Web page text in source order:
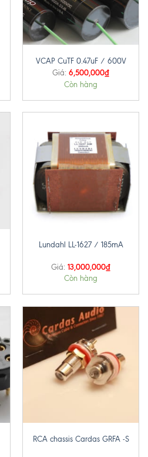
VCAP CuTF 0.47uF / 600V
Giá: 6,500,000₫
Còn hàng
Lundahl LL-1627 / 185mA
Giá: 13,000,000₫
Còn hàng
RCA chassis Cardas GRFA -S